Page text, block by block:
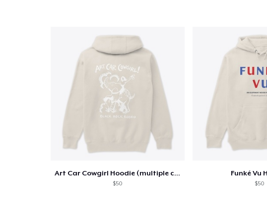
Art Car Cowgirl Hoodie (multiple colors)
$50
Funké Vu
$50